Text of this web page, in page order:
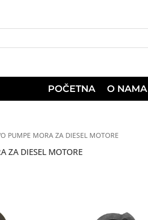
POČETNA O NAMA
PUMPE MORA ZA DIESEL MOTORE
ZA DIESEL MOTORE